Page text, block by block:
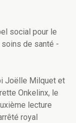
social pour le
de santé -
Joëlle Milquet et
Onkelinx, le
lecture
royal